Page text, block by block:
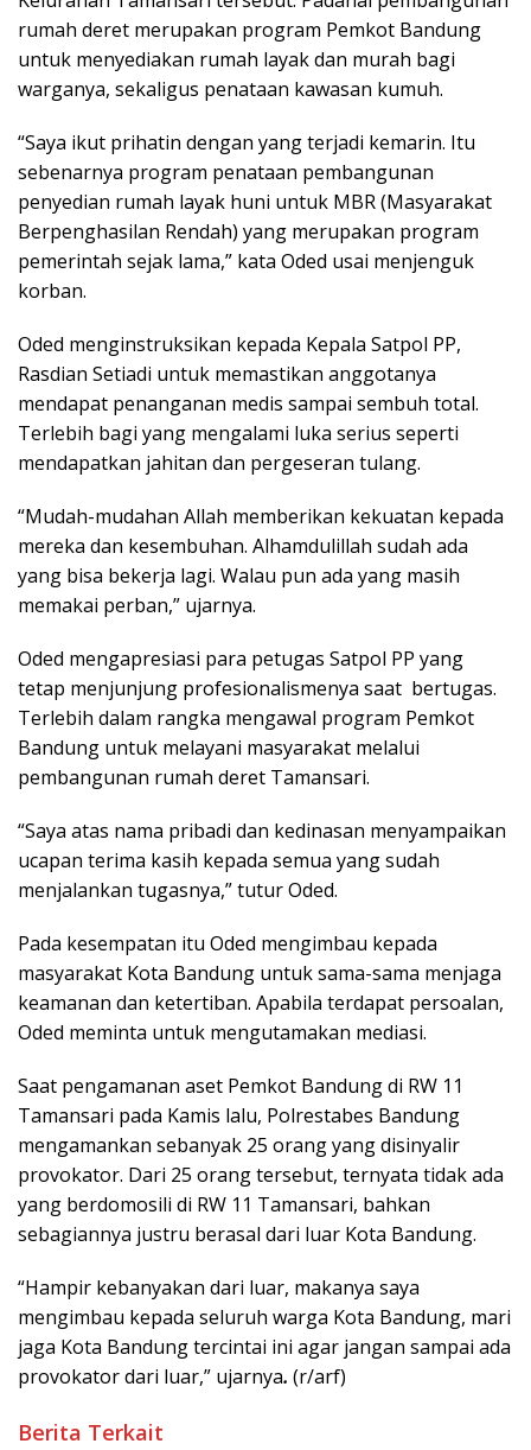
rumah deret merupakan program Pemkot Bandung
untuk menyediakan rumah layak dan murah bagi
warganya, sekaligus penataan kawasan kumuh.
“Saya ikut prihatin dengan yang terjadi kemarin. Itu
sebenarnya program penataan pembangunan
penyedian rumah layak huni untuk MBR (Masyarakat
Berpenghasilan Rendah) yang merupakan program
pemerintah sejak lama,” kata Oded usai menjenguk
korban.
Oded menginstruksikan kepada Kepala Satpol PP,
Rasdian Setiadi untuk memastikan anggotanya
mendapat penanganan medis sampai sembuh total.
Terlebih bagi yang mengalami luka serius seperti
mendapatkan jahitan dan pergeseran tulang.
“Mudah-mudahan Allah memberikan kekuatan kepada
mereka dan kesembuhan. Alhamdulillah sudah ada
yang bisa bekerja lagi. Walau pun ada yang masih
memakai perban,” ujarnya.
Oded mengapresiasi para petugas Satpol PP yang
tetap menjunjung profesionalismenya saat bertugas.
Terlebih dalam rangka mengawal program Pemkot
Bandung untuk melayani masyarakat melalui
pembangunan rumah deret Tamansari.
“Saya atas nama pribadi dan kedinasan menyampaikan
ucapan terima kasih kepada semua yang sudah
menjalankan tugasnya,” tutur Oded.
Pada kesempatan itu Oded mengimbau kepada
masyarakat Kota Bandung untuk sama-sama menjaga
keamanan dan ketertiban. Apabila terdapat persoalan,
Oded meminta untuk mengutamakan mediasi.
Saat pengamanan aset Pemkot Bandung di RW 11
Tamansari pada Kamis lalu, Polrestabes Bandung
mengamankan sebanyak 25 orang yang disinyalir
provokator. Dari 25 orang tersebut, ternyata tidak ada
yang berdomosili di RW 11 Tamansari, bahkan
sebagiannya justru berasal dari luar Kota Bandung.
“Hampir kebanyakan dari luar, makanya saya
mengimbau kepada seluruh warga Kota Bandung, mari
jaga Kota Bandung tercintai ini agar jangan sampai ada
provokator dari luar,” ujarnya. (r/arf)
Berita Terkait